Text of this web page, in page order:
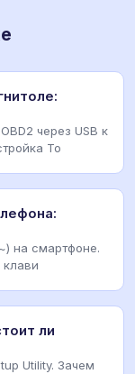
через USB к
To
на смартфоне.
клави
ли
Utility. Зачем